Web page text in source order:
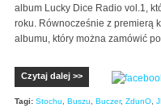
album Lucky Dice Radio vol.1,
roku. Równocześnie z premierą
albumu, który można zamówić
Czytaj dalej >>
Tagi: Stochu, Buszu, Buczer, ZdunO,